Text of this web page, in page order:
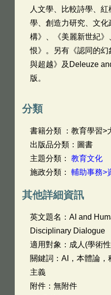
人文學、比較詩學、
學、創造力研究、文
構》、《美麗新世紀》
恨》。另有《認同的
與超越》及Deleuze
版。
分類
書籍分類 ：教育學習>
出版品分類：圖書
主題分類： 教育文化
施政分類： 輔助事務>
其他詳細資訊
英文題名： AI and
Disciplinary Dialogue
適用對象：成人(學術
關鍵詞：AI，本體論
主義
附件：無附件